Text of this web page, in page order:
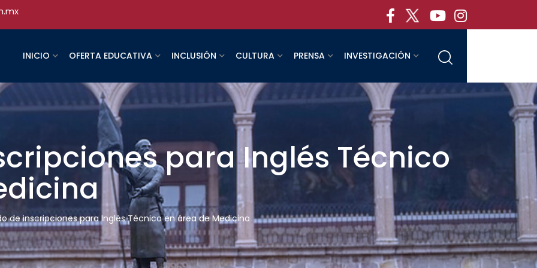
INICIO OFERTA EDUCATIVA INCLUSIÓN CULTURA PRENSA INVESTIGACIÓN
para Inglés Técnico
de inscripciones para Inglés Técnico en área de Medicina